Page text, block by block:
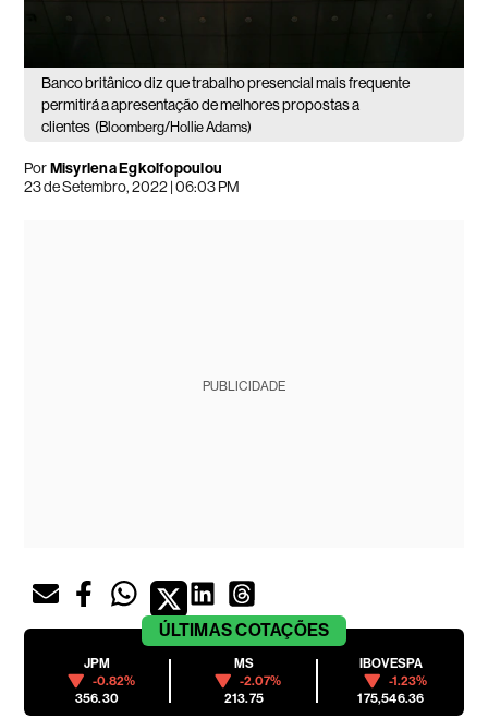
Banco britânico diz que trabalho presencial mais frequente
permitirá a apresentação de melhores propostas a
clientes (Bloomberg/Hollie Adams)
PorMisyrlena Egkolfopoulou
23 de Setembro, 2022 | 06:03 PM
PUBLICIDADE
ÚLTIMASCOTAÇÕES
JPM
-0.82%
356.30
MS
-2.07%
213.75
IBOVESPA
-1.23%
175,546.36